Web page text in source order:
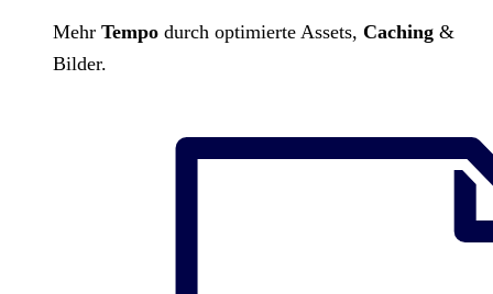
Mehr Tempo durch optimierte Assets, Caching &
Bilder.